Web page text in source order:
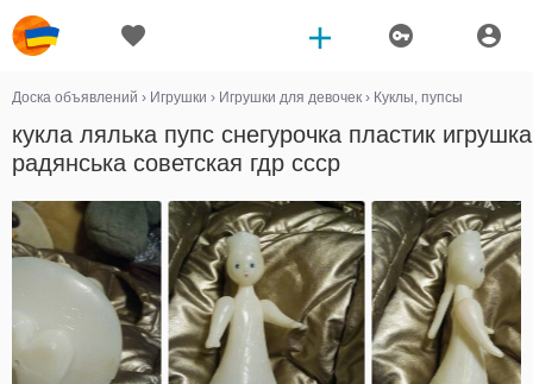
Доска объявлений › Игрушки › Игрушки для девочек › Куклы, пупсы
кукла лялька пупс снегурочка пластик игрушка
радянська советская гдр ссср